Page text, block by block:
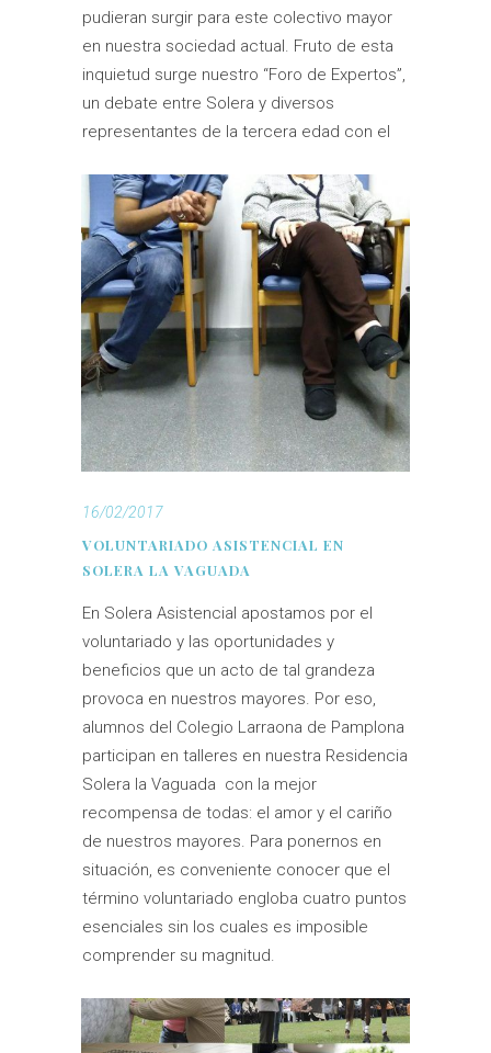
pudieran surgir para este colectivo mayor
en nuestra sociedad actual. Fruto de esta
inquietud surge nuestro “Foro de Expertos”,
un debate entre Solera y diversos
representantes de la tercera edad con el
16/02/2017
VOLUNTARIADO ASISTENCIAL EN
SOLERA LA VAGUADA
En Solera Asistencial apostamos por el
voluntariado y las oportunidades y
beneficios que un acto de tal grandeza
provoca en nuestros mayores. Por eso,
alumnos del Colegio Larraona de Pamplona
participan en talleres en nuestra Residencia
Solera la Vaguada con la mejor
recompensa de todas: el amor y el cariño
de nuestros mayores. Para ponernos en
situación, es conveniente conocer que el
término voluntariado engloba cuatro puntos
esenciales sin los cuales es imposible
comprender su magnitud.